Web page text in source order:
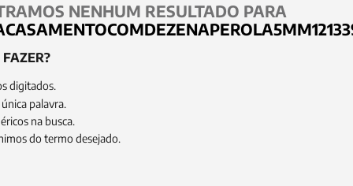
NENHUM RESULTADO PARA
digitados.
palavra.
na busca.
do termo desejado.
5º byung chul han
8º
9º santo agostinho